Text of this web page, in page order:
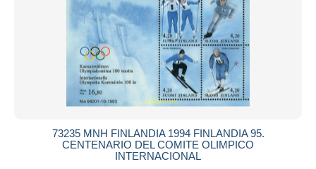
73235 MNH FINLANDIA 1994 FINLANDIA 95.
CENTENARIO DEL COMITE OLIMPICO
INTERNACIONAL